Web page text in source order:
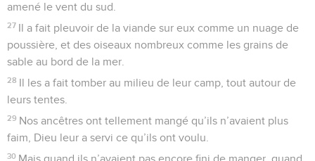
amené le vent du sud.
27 Il a fait pleuvoir de la viande sur eux comme un nuage de
poussière, et des oiseaux nombreux comme les grains de
sable au bord de la mer.
28 Il les a fait tomber au milieu de leur camp, tout autour de
leurs tentes.
29 Nos ancêtres ont tellement mangé qu’ils n’avaient plus
faim, Dieu leur a servi ce qu’ils ont voulu.
30 Mais quand ils n’avaient pas encore fini de manger, quand